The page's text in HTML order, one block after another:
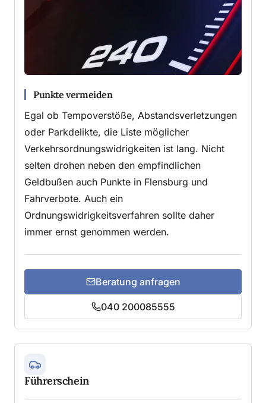
Punkte vermeiden
Egal ob Tempoverstöße, Abstandsverletzungen
oder Parkdelikte, die Liste möglicher
Verkehrsordnungswidrigkeiten ist lang. Nicht
selten drohen neben den empfindlichen
Geldbußen auch Punkte in Flensburg und
Fahrverbote. Auch ein
Ordnungswidrigkeitsverfahren sollte daher
immer ernst genommen werden.
Beratung anfragen
040 200085555
Führerschein